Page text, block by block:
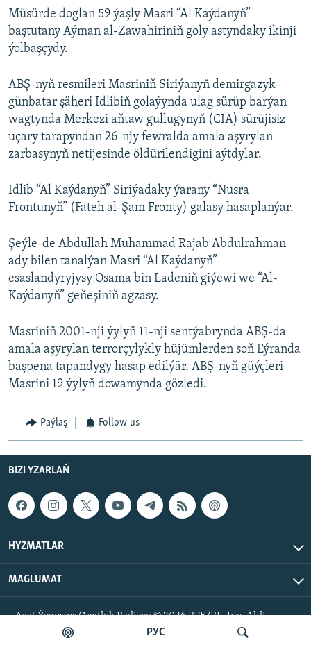
РУС
Müsürde doglan 59 ýaşly Masri “Al Kaýdanyň”
baştutany Aýman al-Zawahiriniň goly astyndaky ikinji
ýolbaşçydy.
ABŞ-nyň resmileri Masriniň Siriýanyň demirgazyk-
günbatar şäheri Idlibiň golaýynda ulag sürüp barýan
wagtynda Merkezi aňtaw gullugynyň (CIA) sürüjisiz
uçary tarapyndan 26-njy fewralda amala aşyrylan
zarbasynyň netijesinde öldürilendigini aýtdylar.
Idlib “Al Kaýdanyň” Siriýadaky ýarany “Nusra
Frontunyň” (Fateh al-Şam Fronty) galasy hasaplanýar.
Şeýle-de Abdullah Muhammad Rajab Abdulrahman
ady bilen tanalýan Masri “Al Kaýdanyň”
esaslandyryjysy Osama bin Ladeniň giýewi we “Al-
Kaýdanyň” geňeşiniň agzasy.
Masriniň 2001-nji ýylyň 11-nji sentýabrynda ABŞ-da
amala aşyrylan terrorçylykly hüjümlerden soň Eýranda
başpena tapandygy hasap edilýär. ABŞ-nyň güýçleri
Masrini 19 ýylyň dowamynda gözledi.
Paýlaş Follow us
BIZI YZARLAŇ
HYZMATLAR
MAGLUMAT
Azat Ýewropa/Azatlyk Radiosy © 2026 RFE/RL, Inc. Ähli
hukuklar goralan.